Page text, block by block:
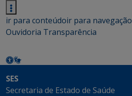
ir para conteúdoir para navegação
Ouvidoria Transparência
SES
Secretaria de Estado de Saúde